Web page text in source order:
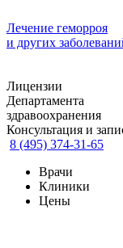
Лечение геморроя
и других
Лицензии
Департамента
здравоохранения
Консультация и
8 (495) 374-31-65
Врачи
Клиники
Цены